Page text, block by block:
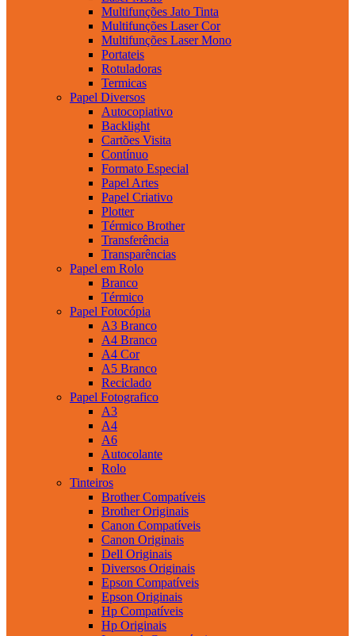
Multifunções Jato Tinta
Multifunções Laser Cor
Multifunções Laser Mono
Portateis
Rotuladoras
Termicas
Papel Diversos
Autocopiativo
Backlight
Cartões Visita
Contínuo
Formato Especial
Papel Artes
Papel Criativo
Plotter
Térmico Brother
Transferência
Transparências
Papel em Rolo
Branco
Térmico
Papel Fotocópia
A3 Branco
A4 Branco
A4 Cor
A5 Branco
Reciclado
Papel Fotografico
A3
A4
A6
Autocolante
Rolo
Tinteiros
Brother Compatíveis
Brother Originais
Canon Compatíveis
Canon Originais
Dell Originais
Diversos Originais
Epson Compatíveis
Epson Originais
Hp Compatíveis
Hp Originais